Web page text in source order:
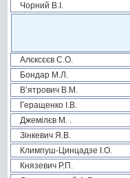
Чорний В.І.
Алєксєєв С.О.
Бондар М.Л.
В’ятрович В.М.
Геращенко І.В.
Джемілєв М. .
Зінкевич Я.В.
Климпуш-Цинцадзе І.О.
Князевич Р.П.